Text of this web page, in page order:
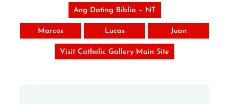
Ang Dating Biblia – NT
Marcos Lucas Juan
Visit Catholic Gallery Main Site